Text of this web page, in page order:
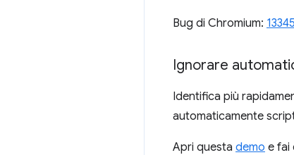
Bug di Chromium:
Ignorare
Identifica più
automaticamente
Apri questa demo e fai